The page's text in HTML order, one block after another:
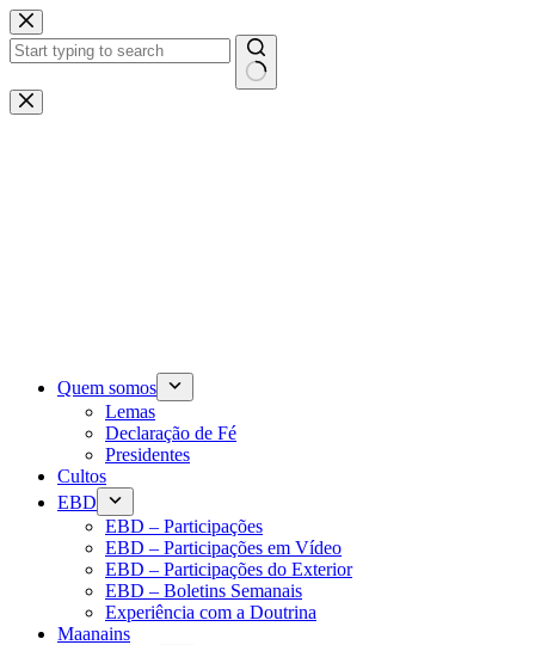
Pular
para
o
Sem
resultados
Quem somos
Lemas
Declaração de Fé
Presidentes
Cultos
EBD
EBD – Participações
EBD – Participações em Vídeo
EBD – Participações do Exterior
EBD – Boletins Semanais
Experiência com a Doutrina
Maanains